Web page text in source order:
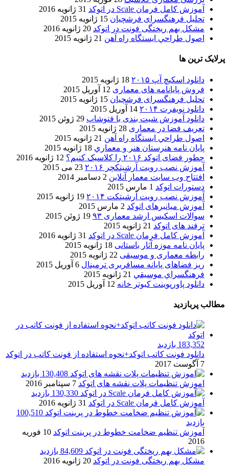
آموزش کامل فرمان Scale در اتوکد
31 ژانویه 2016
تحلیل فرهنگسرای فرشچیان 15 ژانویه 2015
مشکل بهم ریختگی فونت در اتوکد 20 ژانویه 2016
اصول طراحي ایستگاه راه آهن 21 ژانویه 2015
پرلایک ترین ها
دانلود اسکیچ آپ ۲۰۱۵
18 ژانویه 2015
فروش پایانامه های معماری 12 آوریل 2015
تحلیل فرهنگسرای فرشچیان 15 ژانویه 2015
دانلود نویفرت ۲۰۱۴
14 آوریل 2015
دانلود آموزش شیت بندی با فتوشاپ 29 ژوئن 2015
تعریف فضا در معماری 28 ژانویه 2015
اصول طراحي ایستگاه راه آهن 21 ژانویه 2015
پایان نامه هنرستان هنر و معماري 18 ژانویه 2015
چطور فضای اتوکد ۲۰۱۶ را کلاسیک کنیم؟
12 ژانویه 2016
آموزش نصب رویت آرشیتکچر ۲۰۱۶
23 می 2015
افتتاح وب سایت معمار آنلاین 2 دسامبر 2014
دستورات اتوکد 1 مارس 2015
آموزش نصب رویت آرشیتکت ۲۰۱۴
19 ژانویه 2015
آموزش میانبرهای اتوکد 2 مارس 2015
سوالات اسکیس ارشد معماری ۹۳
19 ژوئن 2015
ترفند های اتوکد 21 ژانویه 2015
آموزش کامل فرمان Scale در اتوکد
31 ژانویه 2016
پایان نامه موزه آثار باستانی 18 ژانویه 2015
رابطه معماری و موسیقی 22 ژانویه 2015
ریز فضاهای پایانه مسافربری ترمینال 6 آوریل 2015
فرهنگسراي موسيقي 21 ژانویه 2015
دانلود پاورپوینت کبوتر خانه 12 آوریل 2015
مطالب پربازدید
183,352 بازدید
دانلود فونت کاتب اتوکد+نحوه استفاده از فونت کاتب در اتوکد
7 آگوست 2017
130,408 بازدید
اموزش تنظیمات پلات نقشه های اتوکد 7 سپتامبر 2016
130,330 بازدید
آموزش کامل فرمان Scale در اتوکد
31 ژانویه 2016
100,510
بازدید
آموزش تنظیم ضخامت خطوط در پرینت اتوکد
10 فوریه
2016
84,609 بازدید
مشکل بهم ریختگی فونت در اتوکد 20 ژانویه 2016